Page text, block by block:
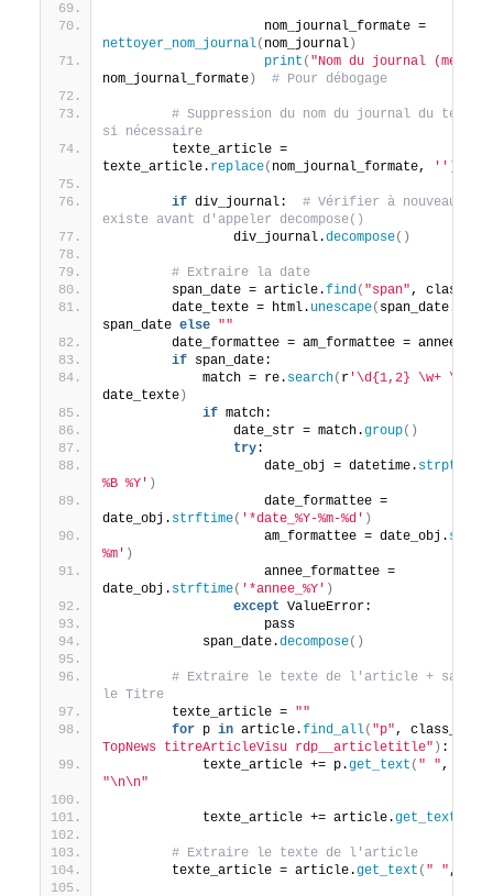
                    nom_journal_formate =
nettoyer_nom_journal( nom_journal)
print ( "Nom du journal
nom_journal_formate) # Pour débogage
# Suppression du nom du journal du
si nécessaire
        texte_article =
texte_article. replace( nom_journal_formate, '' )
if div_journal: # Vérifier à nouveau si
existe avant d'appeler decompose()
                div_journal.
decompose()
# Extraire la date
        span_date = article.
find( "span", class_=
        date_texte = html.
unescape( span_date.
span_date else ""
date_formattee = am_formattee =
if span_date:
            match = re.
search( r'\d{1,2} \w+
date_texte)
if match:
                date_str = match.
group()
try:
                    date_obj = datetime.
strptime
%B %Y' )
                    date_formattee =
date_obj. strftime( '*date_%Y-%m-%d' )
                    am_formattee = date_obj.
%m' )
                    annee_formattee =
date_obj. strftime( '*annee_%Y' )
except ValueError:
                    pass
            span_date.
decompose()
# Extraire le texte de l'article + saut
le Titre
        texte_article =
""
for p in article.find_all( "p", class_=
TopNews titreArticleVisu rdp__articletitle" ) :
            texte_article += p.
get_text ( " ",
"\n\n"
            texte_article += article.
get_text
# Extraire le texte de l'article
        texte_article = article.
get_text ( " ",